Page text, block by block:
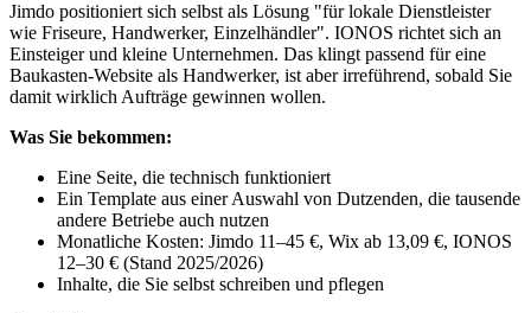
Jimdo positioniert sich selbst als Lösung "für lokale Dienstleister
wie Friseure, Handwerker, Einzelhändler". IONOS richtet sich an
Einsteiger und kleine Unternehmen. Das klingt passend für eine
Baukasten-Website als Handwerker, ist aber irreführend, sobald Sie
damit wirklich Aufträge gewinnen wollen.
Was Sie bekommen:
Eine Seite, die technisch funktioniert
Ein Template aus einer Auswahl von Dutzenden, die tausende
andere Betriebe auch nutzen
Monatliche Kosten: Jimdo 11–45 €, Wix ab 13,09 €, IONOS
12–30 € (Stand 2025/2026)
Inhalte, die Sie selbst schreiben und pflegen